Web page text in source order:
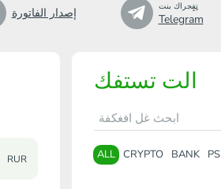
إصدار الفاتورة تٍفٍجراك بنت
Telegram
الت تستفك
ALL CRYPTO BANK PS
RUR